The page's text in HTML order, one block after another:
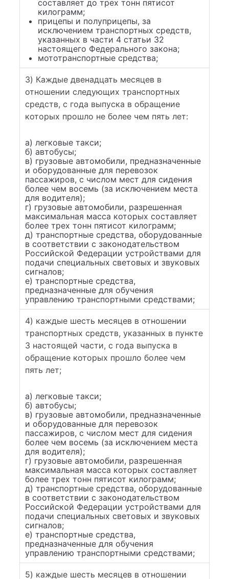
составляет до трех тонн пятисот
килограмм;
прицепы и полуприцепы, за
исключением транспортных средств,
указанных в части 4 статьи 32
настоящего Федерального закона;
мототранспортные средства;
3) Каждые двенадцать месяцев в
отношении следующих транспортных
средств, с года выпуска в обращение
которых прошло не более чем пять лет:
а) легковые такси;
б) автобусы;
в) грузовые автомобили, предназначенные
и оборудованные для перевозок
пассажиров, с числом мест для сидения
более чем восемь (за исключением места
для водителя);
г) грузовые автомобили, разрешенная
максимальная масса которых составляет
более трех тонн пятисот килограмм;
д) транспортные средства, оборудованные
в соответствии с законодательством
Российской Федерации устройствами для
подачи специальных световых и звуковых
сигналов;
е) транспортные средства,
предназначенные для обучения
управлению транспортными средствами;
4) каждые шесть месяцев в отношении
транспортных средств, указанных в пункте
3 настоящей части, с года выпуска в
обращение которых прошло более чем
пять лет;
а) легковые такси;
б) автобусы;
в) грузовые автомобили, предназначенные
и оборудованные для перевозок
пассажиров, с числом мест для сидения
более чем восемь (за исключением места
для водителя);
г) грузовые автомобили, разрешенная
максимальная масса которых составляет
более трех тонн пятисот килограмм;
д) транспортные средства, оборудованные
в соответствии с законодательством
Российской Федерации устройствами для
подачи специальных световых и звуковых
сигналов;
е) транспортные средства,
предназначенные для обучения
управлению транспортными средствами;
5) каждые шесть месяцев в отношении